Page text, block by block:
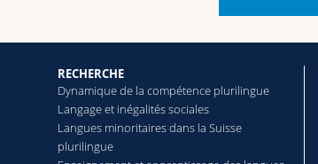
RECHERCHE
Dynamique de la compétence plurilingue
Langage et inégalités sociales
Langues minoritaires dans la Suisse
plurilingue